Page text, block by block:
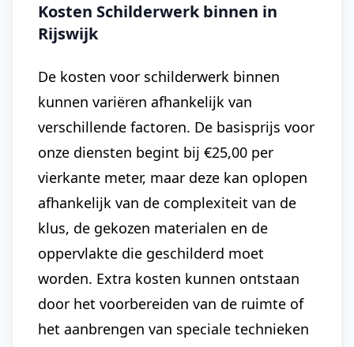
Kosten Schilderwerk binnen in
Rijswijk
De kosten voor schilderwerk binnen
kunnen variëren afhankelijk van
verschillende factoren. De basisprijs voor
onze diensten begint bij €25,00 per
vierkante meter, maar deze kan oplopen
afhankelijk van de complexiteit van de
klus, de gekozen materialen en de
oppervlakte die geschilderd moet
worden. Extra kosten kunnen ontstaan
door het voorbereiden van de ruimte of
het aanbrengen van speciale technieken